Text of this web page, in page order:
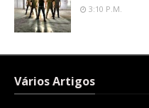
3:10 P.m.
Vários Artigos